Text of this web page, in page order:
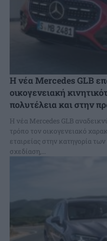
Η νέα Mercedes GLB
οικογενειακή
πολυτέλεια και στην
Η νέα Mercedes GLB
τρόπο τον οικογενειακό
εταιρείας στην κατηγορία
σχεδίαση,...